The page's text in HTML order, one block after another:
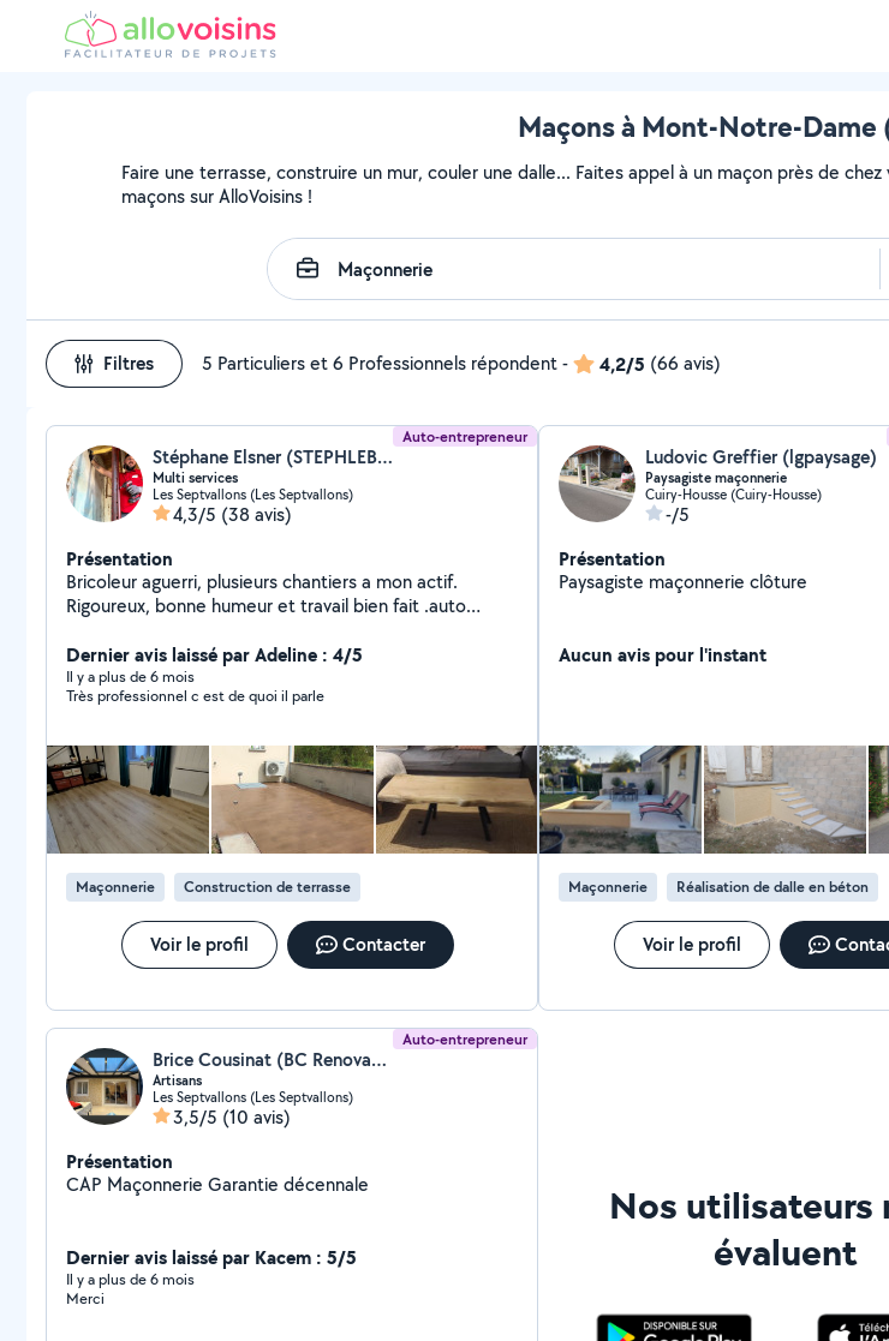
Maçons à Mont-Notre-
Faire une terrasse, construire un mur, couler une dalle... Faites appel à un maçon près de
maçons sur AlloVoisins !
Filtres 5 Particuliers et 6 Professionnels répondent- 4,2/5 (66 avis)
Auto-entrepreneur
Stéphane Elsner (STEPHLEBRICOLEUR)
Multi services
Les Septvallons (Les Septvallons)
4,3/5 (38 avis)
Présentation
Bricoleur aguerri, plusieurs chantiers a mon actif.
Rigoureux, bonne humeur et travail bien fait .auto
Dernier avis laissé par Adeline : 4/5
Il y a plus de 6 mois
Très professionnel c est de quoi il parle
Maçonnerie Construction de terrasse
Voir le profil Contacter
Ludovic Greffier (lgpaysage)
Paysagiste maçonnerie
Cuiry-Housse (Cuiry-Housse)
-/5
Présentation
Paysagiste maçonnerie clôture
Aucun avis pour l'instant
Maçonnerie Réalisation de dalle en béton
Voir le profil
Auto-entrepreneur
Brice Cousinat (BC Renovation)
Artisans
Les Septvallons (Les Septvallons)
3,5/5 (10 avis)
Présentation
CAP Maçonnerie Garantie décennale
Dernier avis laissé par Kacem : 5/5
Il y a plus de 6 mois
Merci
Nos utilisateurs
évaluent